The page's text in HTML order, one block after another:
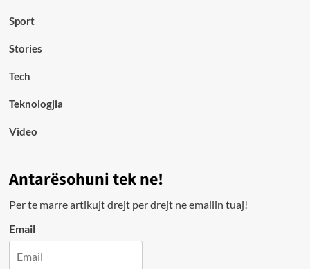
Sport
Stories
Tech
Teknologjia
Video
Antarësohuni tek ne!
Per te marre artikujt drejt per drejt ne emailin tuaj!
Email